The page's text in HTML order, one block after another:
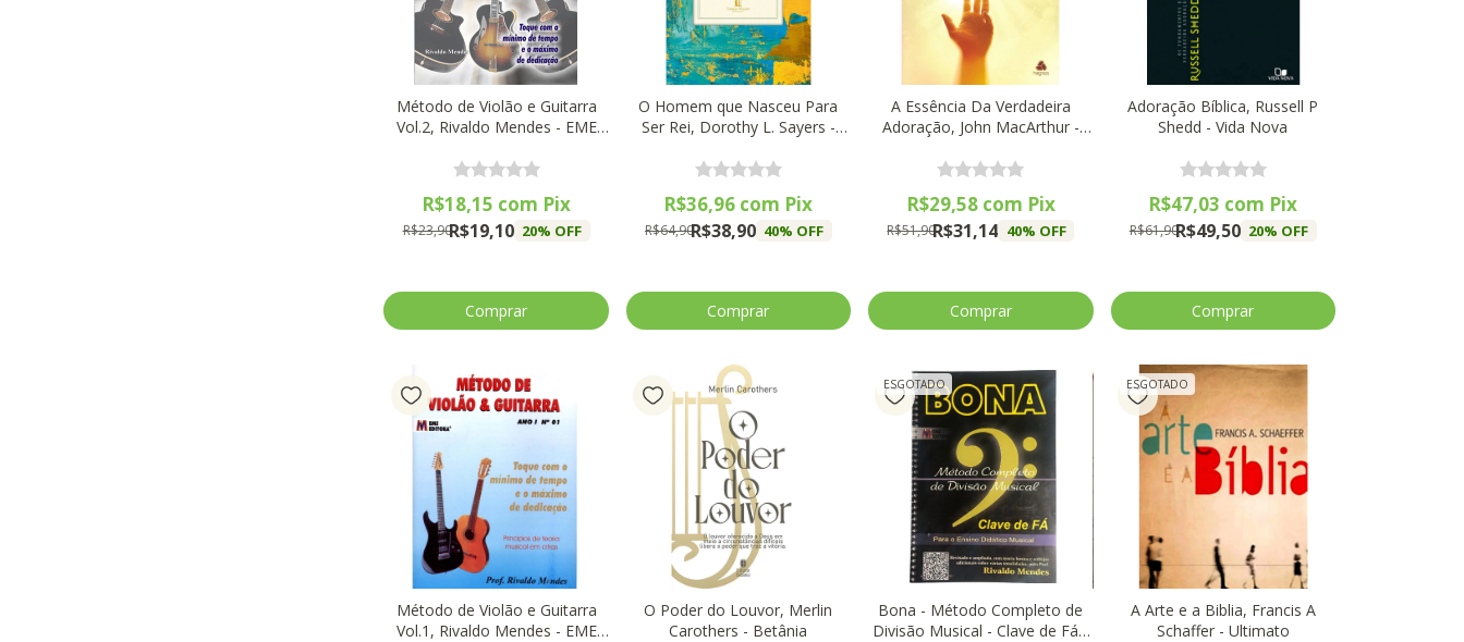
Método de Violão e Guitarra
Vol.2, Rivaldo Mendes - EME
R$19,10
R$23,90 20% OFF
R$18,15 com Pix
O Homem que Nasceu Para
Ser Rei, Dorothy L. Sayers -
R$38,90
R$64,90 40% OFF
R$36,96 com Pix
A Essência Da Verdadeira
Adoração, John MacArthur -
R$31,14
R$51,90 40% OFF
R$29,58 com Pix
Adoração Bíblica, Russell P
Shedd - Vida Nova
R$49,50
R$61,90 20% OFF
R$47,03 com Pix
Método de Violão e Guitarra
Vol.1, Rivaldo Mendes - EME
O Poder do Louvor, Merlin
Carothers - Betânia
ESGOTADO
Bona - Método Completo de
Divisão Musical - Clave de Fá -
ESGOTADO
A Arte e a Biblia, Francis A
Schaffer - Ultimato